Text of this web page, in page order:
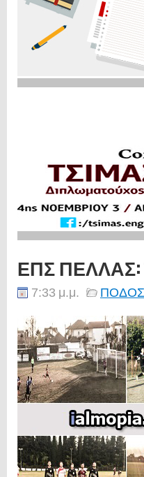
ΕΠΣ ΠΕΛΛΑΣ:
7:33 μ.μ.